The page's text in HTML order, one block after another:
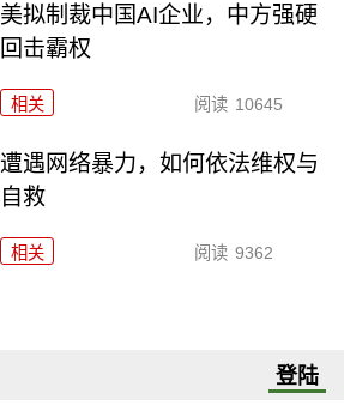
美拟制裁中国AI企业，中方强硬
回击霸权
相关 阅读 10645
遭遇网络暴力，如何依法维权与
自救
相关 阅读 9362
登陆